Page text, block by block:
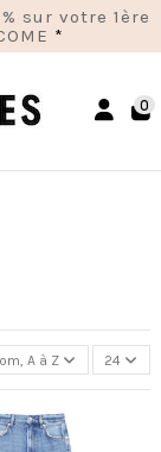
sur votre 1ère
*
0
A à Z 24